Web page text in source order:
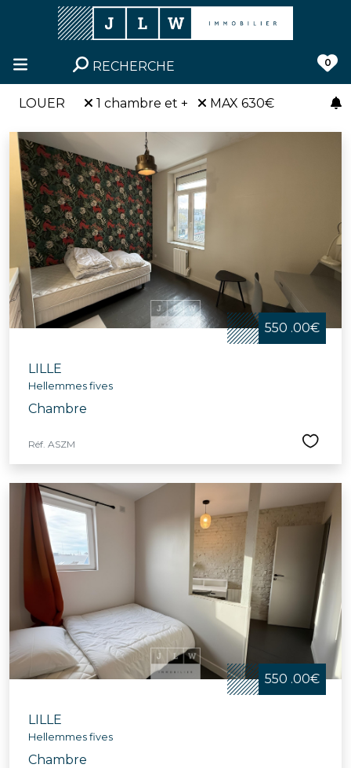
RECHERCHE 0
LOUER 1 chambre et + MAX 630€
550 .00€
LILLE
Hellemmes fives
Chambre
Réf. ASZM
550 .00€
LILLE
Hellemmes fives
Chambre